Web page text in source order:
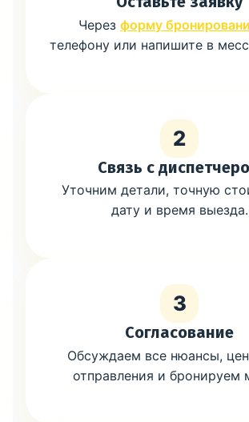
Через форму
телефону или напишите в
2
Связь с
Уточним детали, точную
дату и время выезда.
3
Согласование
Обсуждаем все нюансы,
отправления и бронируем